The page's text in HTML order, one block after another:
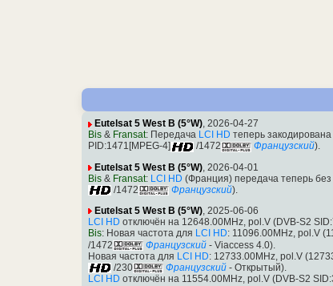
Eutelsat 5 West B (5°W), 2026-04-27
Bis & Fransat: Передача LCI HD теперь
PID:1471[MPEG-4]
/1472 Французский).
Eutelsat 5 West B (5°W) , 2026-04-01
Bis & Fransat: LCI HD (Франция) передача теперь
/1472
Французский).
Eutelsat 5 West B (5°W), 2025-06-06
LCI HD отключён на 12648.00MHz, pol.V (DVB-S2
Bis: Новая частота для LCI HD: 11096.00MHz, pol.V
/1472
Французский - Viaccess 4.0).
Новая частота для LCI HD: 12733.00MHz, pol.V
/230
Французский - Открытый).
LCI HD отключён на 11554.00MHz, pol.V (DVB-S2